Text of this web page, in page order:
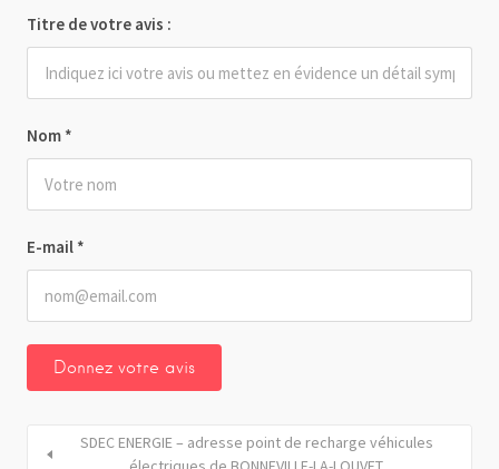
Nom *
E-mail *
Titre de votre avis :
SDEC ENERGIE – adresse point de recharge véhicules